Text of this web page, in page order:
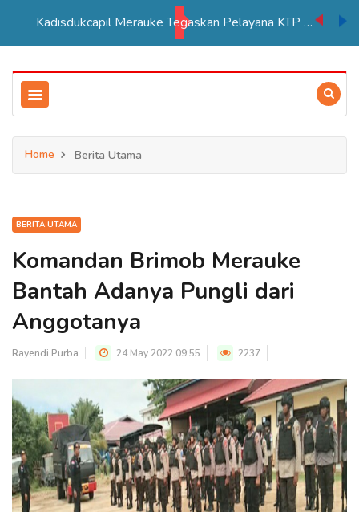
Kadisdukcapil Merauke Tegaskan Pelayana KTP Sesuai SOP
Home Berita Utama
BERITA UTAMA
Komandan Brimob Merauke
Bantah Adanya Pungli dari
Anggotanya
Rayendi Purba 24 May 2022 09:55 2237